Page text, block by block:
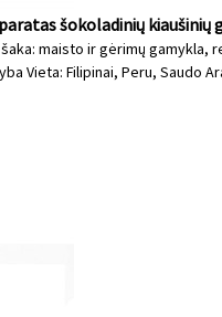
šokoladinių kiaušinių
maisto ir gėrimų gamykla,
Vieta: Filipinai, Peru, Saudo